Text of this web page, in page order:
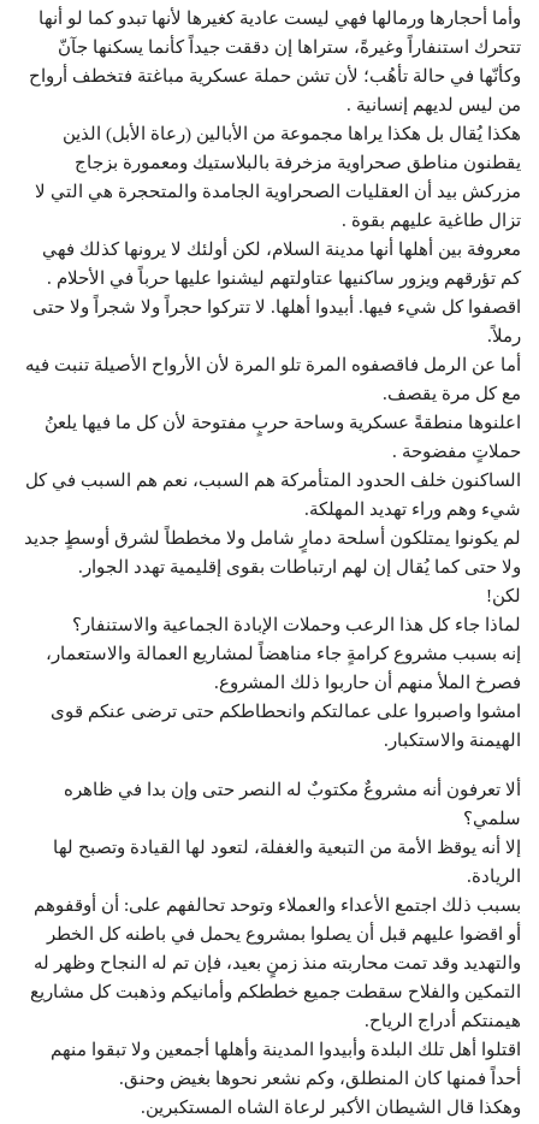
وأما أحجارها ورمالها فهي ليست عادية كغيرها لأنها تبدو كما لو أنها
تتحرك استنفاراً وغيرةً، ستراها إن دققت جيداً كأنما يسكنها جآنّ
وكأنّها في حالة تأهُب؛ لأن تشن حملة عسكرية مباغتة فتخطف أرواح
من ليس لديهم إنسانية .
هكذا يُقال بل هكذا يراها مجموعة من الأبالين (رعاة الأبل) الذين
يقطنون مناطق صحراوية مزخرفة بالبلاستيك ومعمورة بزجاج
مزركش بيد أن العقليات الصحراوية الجامدة والمتحجرة هي التي لا
تزال طاغية عليهم بقوة .
معروفة بين أهلها أنها مدينة السلام، لكن أولئك لا يرونها كذلك فهي
كم تؤرقهم ويزور ساكنيها عتاولتهم ليشنوا عليها حرباً في الأحلام .
اقصفوا كل شيء فيها. أبيدوا أهلها. لا تتركوا حجراً ولا شجراً ولا حتى
رملاً.
أما عن الرمل فاقصفوه المرة تلو المرة لأن الأرواح الأصيلة تنبت فيه
مع كل مرة يقصف.
اعلنوها منطقةً عسكرية وساحة حربٍ مفتوحة لأن كل ما فيها يلعنُ
حملاتٍ مفضوحة .
الساكنون خلف الحدود المتأمركة هم السبب، نعم هم السبب في كل
شيء وهم وراء تهديد المهلكة.
لم يكونوا يمتلكون أسلحة دمارٍ شامل ولا مخططاً لشرق أوسطٍ جديد
ولا حتى كما يُقال إن لهم ارتباطات بقوى إقليمية تهدد الجوار.
لكن!
لماذا جاء كل هذا الرعب وحملات الإبادة الجماعية والاستنفار؟
إنه بسبب مشروع كرامةٍ جاء مناهضاً لمشاريع العمالة والاستعمار،
فصرخ الملأ منهم أن حاربوا ذلك المشروع.
امشوا واصبروا على عمالتكم وانحطاطكم حتى ترضى عنكم قوى
الهيمنة والاستكبار.
ألا تعرفون أنه مشروعٌ مكتوبٌ له النصر حتى وإن بدا في ظاهره
سلمي؟
إلا أنه يوقظ الأمة من التبعية والغفلة، لتعود لها القيادة وتصبح لها
الريادة.
بسبب ذلك اجتمع الأعداء والعملاء وتوحد تحالفهم على: أن أوقفوهم
أو اقضوا عليهم قبل أن يصلوا بمشروع يحمل في باطنه كل الخطر
والتهديد وقد تمت محاربته منذ زمنٍ بعيد، فإن تم له النجاح وظهر له
التمكين والفلاح سقطت جميع خططكم وأمانيكم وذهبت كل مشاريع
هيمنتكم أدراج الرياح.
اقتلوا أهل تلك البلدة وأبيدوا المدينة وأهلها أجمعين ولا تبقوا منهم
أحداً فمنها كان المنطلق، وكم نشعر نحوها بغيض وحنق.
وهكذا قال الشيطان الأكبر لرعاة الشاه المستكبرين.